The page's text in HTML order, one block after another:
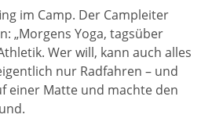
im Camp. Der Campleiter
„Morgens Yoga, tagsüber
Wer will, kann auch alles
nur Radfahren – und
einer Matte und machte den